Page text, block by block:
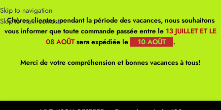
Skip to navigation
Skip to main content
Chères clientes, pendant la période des vacances, nous souhaitons
vous informer que toute commande passée entre le 13 JUILLET ET LE
08 AOÛTsera expédiée le 10 AOÛT .
Merci de votre compréhension et bonnes vacances à tous!